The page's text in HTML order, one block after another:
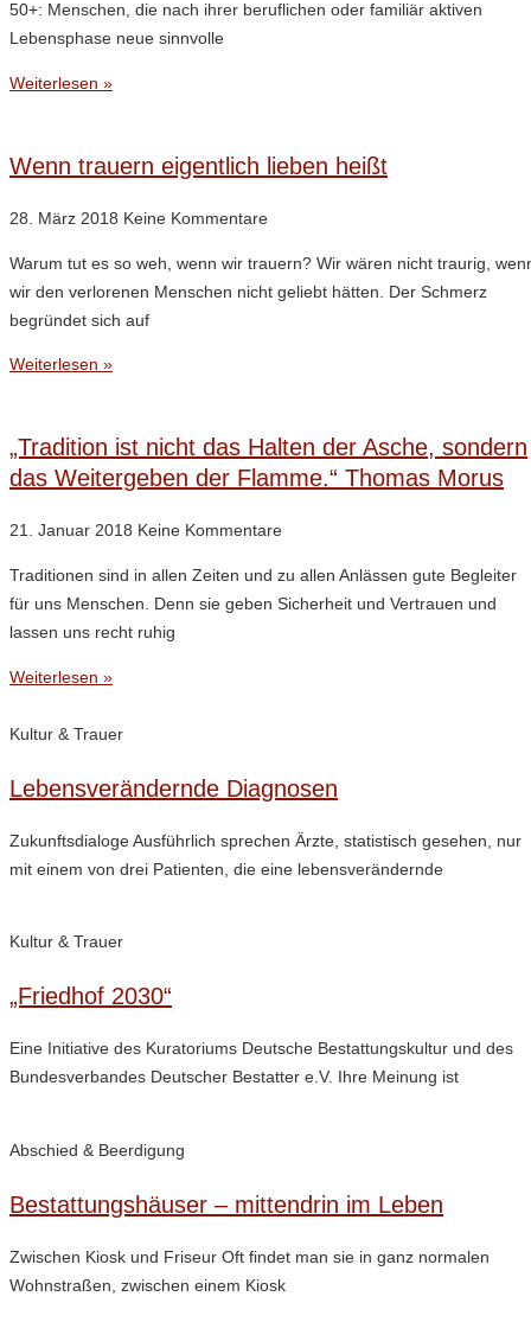
50+: Menschen, die nach ihrer beruflichen oder familiär aktiven
Lebensphase neue sinnvolle
Weiterlesen »
Wenn trauern eigentlich lieben heißt
28. März 2018 Keine Kommentare
Warum tut es so weh, wenn wir trauern? Wir wären nicht traurig,
wir den verlorenen Menschen nicht geliebt hätten. Der Schmerz
begründet sich auf
Weiterlesen »
„Tradition ist nicht das Halten der Asche, sondern
das Weitergeben der Flamme.“ Thomas Morus
21. Januar 2018 Keine Kommentare
Traditionen sind in allen Zeiten und zu allen Anlässen gute Begleiter
für uns Menschen. Denn sie geben Sicherheit und Vertrauen und
lassen uns recht ruhig
Weiterlesen »
Kultur & Trauer
Lebensverändernde Diagnosen
Zukunftsdialoge Ausführlich sprechen Ärzte, statistisch gesehen, nur
mit einem von drei Patienten, die eine lebensverändernde
Kultur & Trauer
„Friedhof 2030“
Eine Initiative des Kuratoriums Deutsche Bestattungskultur und des
Bundesverbandes Deutscher Bestatter e.V. Ihre Meinung ist
Abschied & Beerdigung
Bestattungshäuser – mittendrin im Leben
Zwischen Kiosk und Friseur Oft findet man sie in ganz normalen
Wohnstraßen, zwischen einem Kiosk